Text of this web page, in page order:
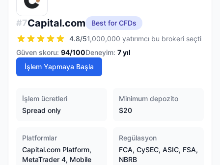
#7Capital.com
Best for CFDs
4.8/51,000,000 yatırımcı bu brokeri seçti
Güven skoru: 94/100Deneyim: 7yıl
İşlem Yapmaya Başla
İşlem ücretleri
Spread only
Minimum depozito
$20
Platformlar
Capital.com Platform,
MetaTrader 4, Mobile
Regülasyon
FCA, CySEC, ASIC, FSA,
NBRB